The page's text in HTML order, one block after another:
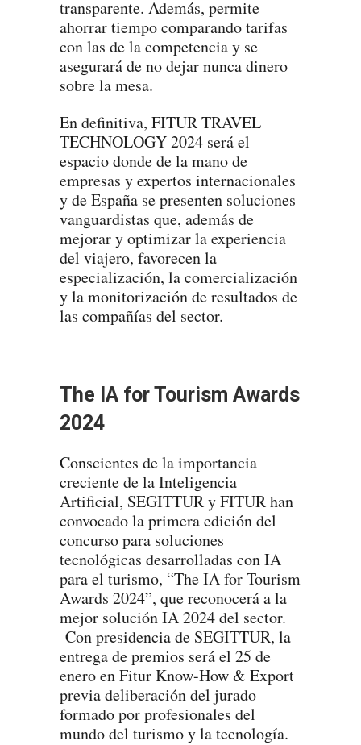
transparente. Además, permite
ahorrar tiempo comparando tarifas
con las de la competencia y se
asegurará de no dejar nunca dinero
sobre la mesa.
En definitiva, FITUR TRAVEL
TECHNOLOGY 2024 será el
espacio donde de la mano de
empresas y expertos internacionales
y de España se presenten soluciones
vanguardistas que, además de
mejorar y optimizar la experiencia
del viajero, favorecen la
especialización, la comercialización
y la monitorización de resultados de
las compañías del sector.
The IA for Tourism Awards
2024
Conscientes de la importancia
creciente de la Inteligencia
Artificial, SEGITTUR y FITUR han
convocado la primera edición del
concurso para soluciones
tecnológicas desarrolladas con IA
para el turismo, “The IA for Tourism
Awards 2024”, que reconocerá a la
mejor solución IA 2024 del sector.
Con presidencia de SEGITTUR, la
entrega de premios será el 25 de
enero en Fitur Know-How & Export
previa deliberación del jurado
formado por profesionales del
mundo del turismo y la tecnología.